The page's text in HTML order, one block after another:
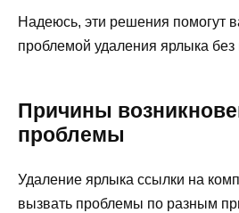
Надеюсь, эти решения помогут
проблемой удаления ярлыка без
Причины
проблемы
Удаление ярлыка ссылки на
вызвать проблемы по разным